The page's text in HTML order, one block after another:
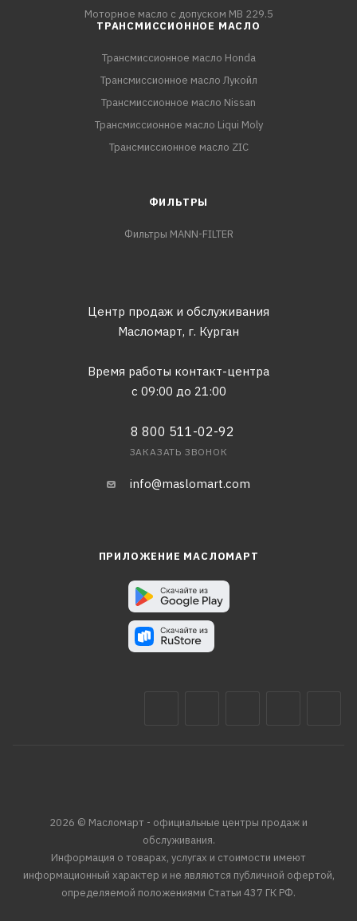
Моторное масло с допуском MB 229.5
ТРАНСМИССИОННОЕ МАСЛО
Трансмиссионное масло Honda
Трансмиссионное масло Лукойл
Трансмиссионное масло Nissan
Трансмиссионное масло Liqui Moly
Трансмиссионное масло ZIC
ФИЛЬТРЫ
Фильтры MANN-FILTER
Центр продаж и обслуживания
Масломарт, г. Курган
Время работы контакт-центра
с 09:00 до 21:00
8 800 511-02-92
ЗАКАЗАТЬ ЗВОНОК
info@maslomart.com
ПРИЛОЖЕНИЕ МАСЛОМАРТ
2026 © Масломарт - официальные центры продаж и
обслуживания.
Информация о товарах, услугах и стоимости имеют
информационный характер и не являются публичной офертой,
определяемой положениями Статьи 437 ГК РФ.